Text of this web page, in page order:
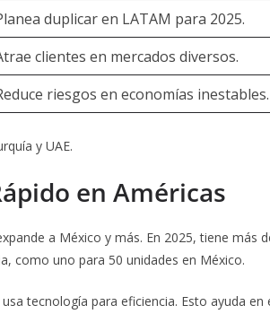
duplicar en LATAM para 2025.
clientes en mercados diversos.
riesgos en economías inestables.
y UAE.
en Américas
a México y más. En 2025, tiene más
como uno para 50 unidades en México.
tecnología para eficiencia. Esto ayuda en